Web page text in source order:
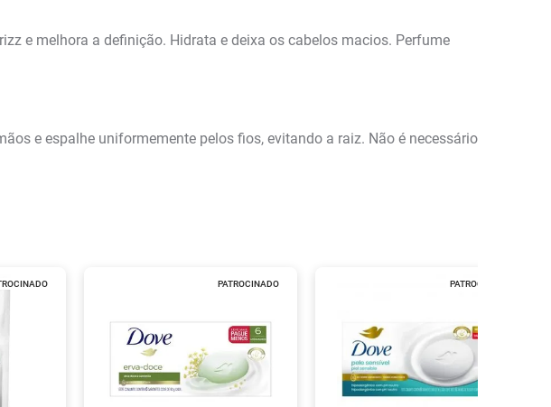
e melhora a definição. Hidrata e deixa os cabelos macios. Perfume
e espalhe uniformemente pelos fios, evitando a raiz. Não é necessário
PATROCINADO PATROCINADO